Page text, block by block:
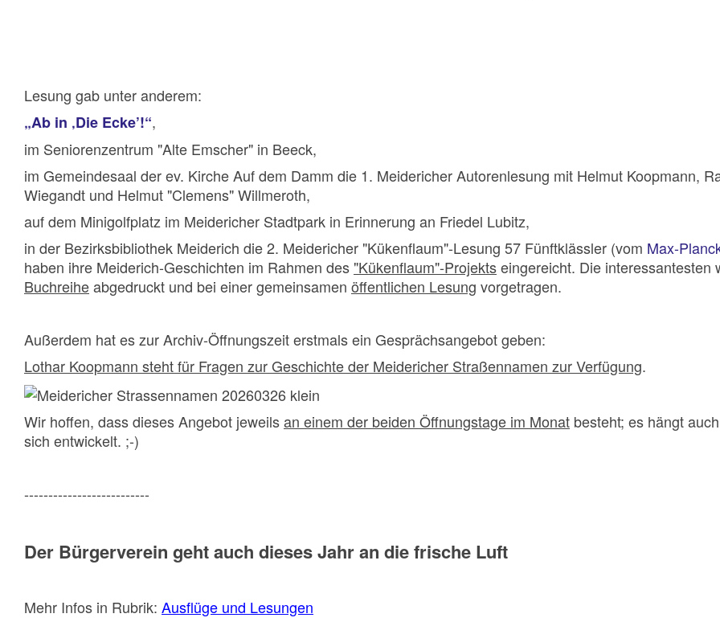
Lesung gab unter anderem:
„Ab in ‚Die Ecke’!“,
im Seniorenzentrum "Alte Emscher" in Beeck,
im Gemeindesaal der ev. Kirche Auf dem Damm die 1. Meidericher Autorenlesung mit Helmut Koopmann,
Wiegandt und Helmut "Clemens" Willmeroth,
auf dem Minigolfplatz im Meidericher Stadtpark in Erinnerung an Friedel Lubitz,
in der Bezirksbibliothek Meiderich die 2. Meidericher "Kükenflaum"-Lesung 57 Fünftklässler (vom Max-
haben ihre Meiderich-Geschichten im Rahmen des "Kükenflaum"-Projektseingereicht. Die interessantesten
Buchreiheabgedruckt und bei einer gemeinsamen öffentlichen Lesung vorgetragen.
Außerdem hat es zur Archiv-Öffnungszeit erstmals ein Gesprächsangebot geben:
Lothar Koopmann steht für Fragen zur Geschichte der Meidericher Straßennamen zur Verfügung.
Wir hoffen, dass dieses Angebot jeweilsan einem der beiden Öffnungstage im Monat besteht; es hängt
sich entwickelt. ;-)
--------------------------
Der Bürgerverein geht auch dieses Jahr an die frische Luft
Mehr Infos in Rubrik: Ausflüge und Lesungen